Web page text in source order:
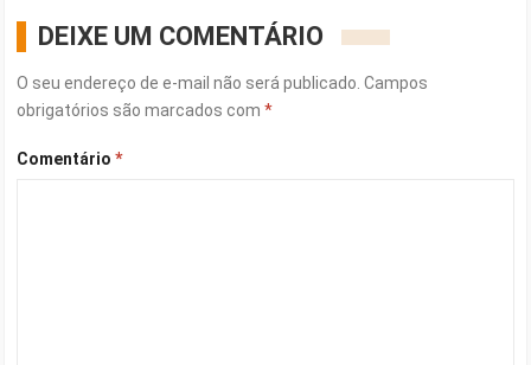
DEIXE UM COMENTÁRIO
O seu endereço de e-mail não será publicado. Campos
obrigatórios são marcados com*
Comentário*